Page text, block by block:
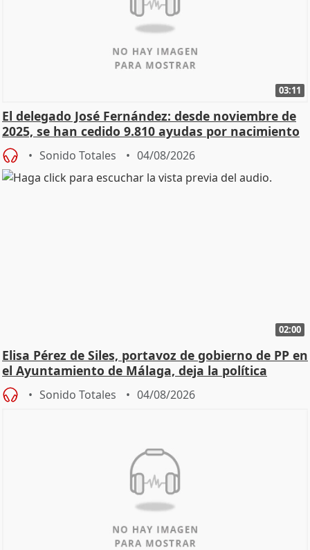
03:11
El delegado José Fernández: desde noviembre de
2025, se han cedido 9.810 ayudas por nacimiento
Sonido Totales 04/08/2026
02:00
Elisa Pérez de Siles, portavoz de gobierno de PP en
el Ayuntamiento de Málaga, deja la política
Sonido Totales 04/08/2026